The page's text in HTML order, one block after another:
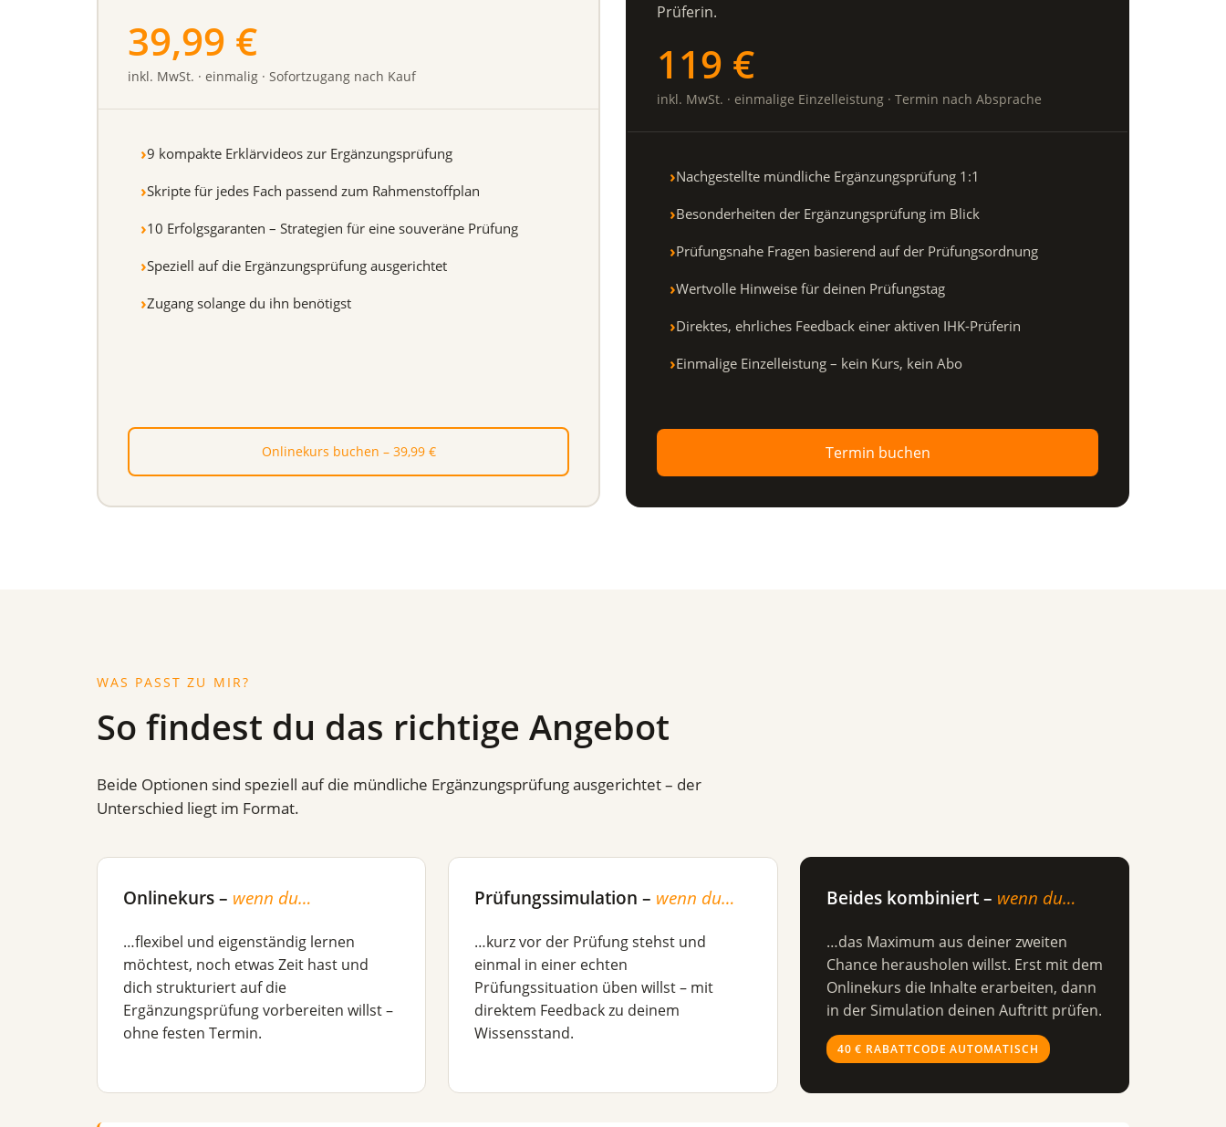
39,99 €
inkl. MwSt. · einmalig · Sofortzugang nach Kauf
9 kompakte Erklärvideos zur Ergänzungsprüfung
Skripte für jedes Fach passend zum Rahmenstoffplan
10 Erfolgsgaranten – Strategien für eine souveräne Prüfung
Speziell auf die Ergänzungsprüfung ausgerichtet
Zugang solange du ihn benötigst
Onlinekurs buchen – 39,99 €
Prüferin.
119 €
inkl. MwSt. · einmalige Einzelleistung · Termin nach Absprache
Nachgestellte mündliche Ergänzungsprüfung 1:1
Besonderheiten der Ergänzungsprüfung im Blick
Prüfungsnahe Fragen basierend auf der Prüfungsordnung
Wertvolle Hinweise für deinen Prüfungstag
Direktes, ehrliches Feedback einer aktiven IHK-Prüferin
Einmalige Einzelleistung – kein Kurs, kein Abo
Termin buchen
WAS PASST ZU MIR?
So findest du das richtige Angebot
Beide Optionen sind speziell auf die mündliche Ergänzungsprüfung ausgerichtet – der
Unterschied liegt im Format.
Onlinekurs – wenn du…
…flexibel und eigenständig lernen
möchtest, noch etwas Zeit hast und
dich strukturiert auf die
Ergänzungsprüfung vorbereiten willst –
ohne festen Termin.
Prüfungssimulation – wenn du…
…kurz vor der Prüfung stehst und
einmal in einer echten
Prüfungssituation üben willst – mit
direktem Feedback zu deinem
Wissensstand.
Beides kombiniert – wenn du…
…das Maximum aus deiner zweiten
Chance herausholen willst. Erst mit dem
Onlinekurs die Inhalte erarbeiten, dann
in der Simulation deinen Auftritt prüfen.
40 € RABATTCODE AUTOMATISCH